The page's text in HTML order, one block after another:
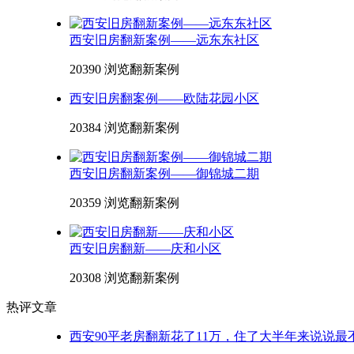
西安旧房翻新案例——远东东社区
20390 浏览翻新案例
西安旧房翻案例——欧陆花园小区
20384 浏览翻新案例
西安旧房翻新案例——御锦城二期
20359 浏览翻新案例
西安旧房翻新——庆和小区
20308 浏览翻新案例
热评文章
西安90平老房翻新花了11万，住了大半年来说说最